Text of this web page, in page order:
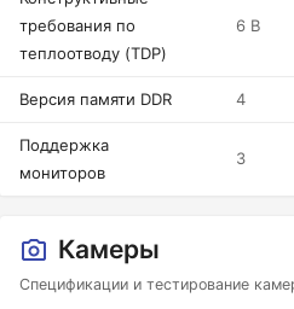
требования по
теплоотводу (TDP)
6 В
Версия памяти DDR 4
Поддержка
мониторов
3
Камеры
Спецификации и тестирование